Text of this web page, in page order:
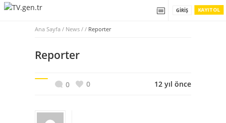
KAYIT OL
GIRIŞ
Ana Sayfa / News / / Reporter
Reporter
0 0 12 yıl önce